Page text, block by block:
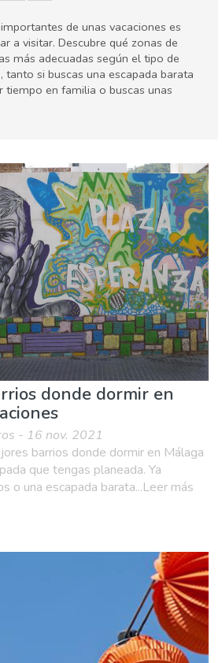
de unas vacaciones es
a visitar. Descubre qué zonas de
más adecuadas según el tipo de
tanto si buscas una escapada barata
tiempo en familia o buscas unas
Comida & Restaurantes
& aventura
Dónde quedarse
& Arte
Playas
donde dormir en
- 16 nov. 2021
barrios donde dormir en Málaga
que tengas planeada. Ya
o una escapada barata...Leer más